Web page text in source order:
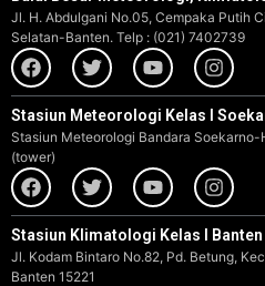
Jl. H. Abdulgani No.05, Cempaka Putih
Selatan-Banten. Telp : (021) 7402739
Stasiun Meteorologi Kelas I
Stasiun Meteorologi Bandara Soekarno-
(tower)
Stasiun Klimatologi Kelas I Banten
Jl. Kodam Bintaro No.82, Pd. Betung,
Banten 15221